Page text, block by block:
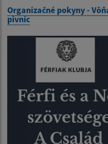
Organizačné pokyny -
pivníc